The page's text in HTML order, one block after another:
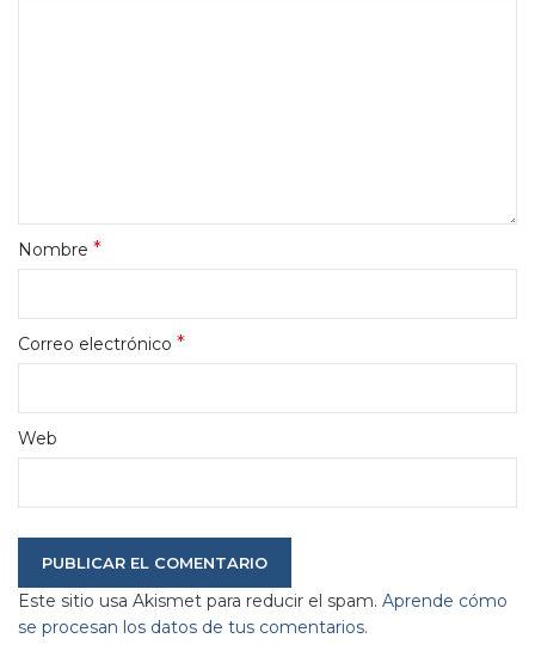
Nombre *
Correo electrónico *
Web
Este sitio usa Akismet para reducir el spam. Aprende cómo
se procesan los datos de tus comentarios.